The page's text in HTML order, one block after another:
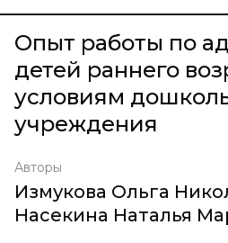
Опыт работы по
детей раннего
условиям
учреждения
Авторы
Измукова Ольга
Насекина Наталья